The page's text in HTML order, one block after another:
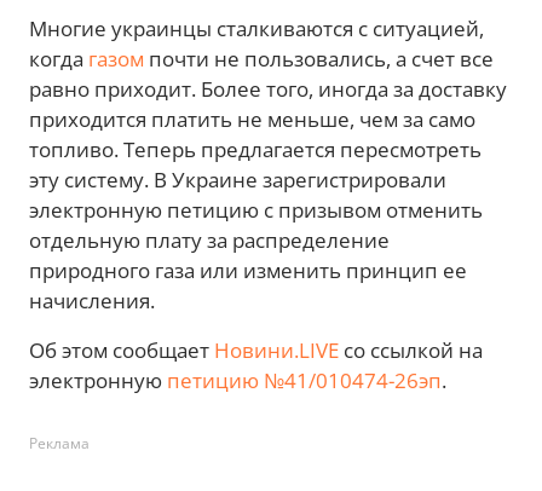
Многие украинцы сталкиваются с ситуацией,
когда газом почти не пользовались, а счет все
равно приходит. Более того, иногда за доставку
приходится платить не меньше, чем за само
топливо. Теперь предлагается пересмотреть
эту систему. В Украине зарегистрировали
электронную петицию с призывом отменить
отдельную плату за распределение
природного газа или изменить принцип ее
начисления.
Об этом сообщает Новини.LIVE со ссылкой на
электронную петицию №41/010474-26эп.
Реклама